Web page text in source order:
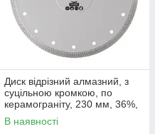
Диск відрізний алмазний, з
суцільною кромкою, по
керамограніту, 230 мм, 36%,
6600 об/хв INTERTOOL CT-
3105
В наявності